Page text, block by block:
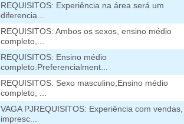
REQUISITOS: Experiência na área será um
diferencia...
REQUISITOS: Ambos os sexos, ensino médio
completo,...
REQUISITOS: Ensino médio
completo.Preferencialment...
REQUISITOS: Sexo masculino;Ensino médio
completo; ...
VAGA PJREQUISITOS: Experiência com vendas,
impresc...